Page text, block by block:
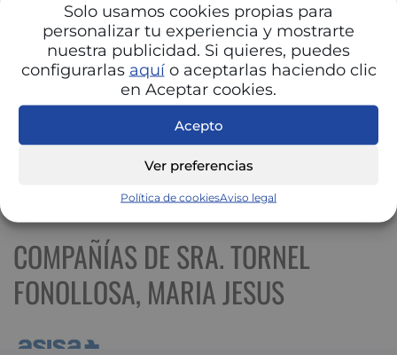
Solo usamos cookies propias para
personalizar tu experiencia y mostrarte
nuestra publicidad. Si quieres, puedes
configurarlas aquío aceptarlas haciendo clic
en Aceptar cookies.
Acepto
Ver preferencias
Política de cookiesAviso legal
COMPAÑÍAS DE SRA. TORNEL
FONOLLOSA, MARIA JESUS